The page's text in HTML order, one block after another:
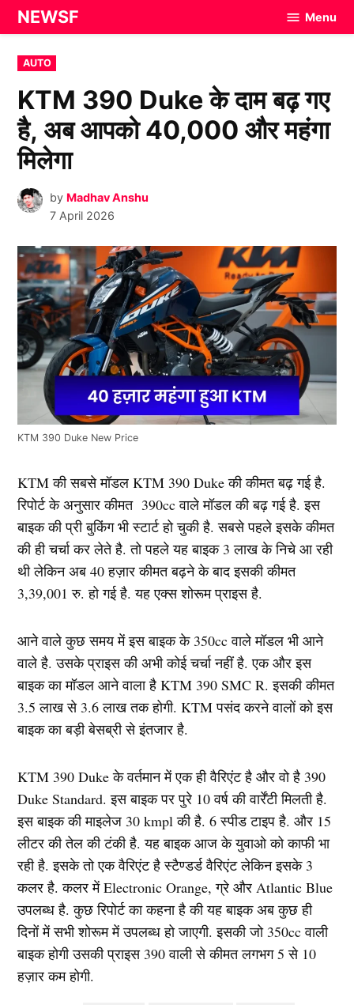
Skip
to
content
NEWSF Menu
POSTED
IN
AUTO
KTM 390 Duke के दाम बढ़ गए
है, अब आपको 40,000 और महंगा
मिलेगा
by Madhav Anshu
7 April 2026
KTM 390 Duke New Price
KTM की सबसे मॉडल KTM 390 Duke की कीमत बढ़ गई है.
रिपोर्ट के अनुसार कीमत 390cc वाले मॉडल की बढ़ गई है. इस
बाइक की प्री बुकिंग भी स्टार्ट हो चुकी है. सबसे पहले इसके कीमत
की ही चर्चा कर लेते है. तो पहले यह बाइक 3 लाख के निचे आ रही
थी लेकिन अब 40 हज़ार कीमत बढ़ने के बाद इसकी कीमत
3,39,001 रु. हो गई है. यह एक्स शोरूम प्राइस है.
आने वाले कुछ समय में इस बाइक के 350cc वाले मॉडल भी आने
वाले है. उसके प्राइस की अभी कोई चर्चा नहीं है. एक और इस
बाइक का मॉडल आने वाला है KTM 390 SMC R. इसकी कीमत
3.5 लाख से 3.6 लाख तक होगी. KTM पसंद करने वालों को इस
बाइक का बड़ी बेसब्री से इंतजार है.
KTM 390 Duke के वर्तमान में एक ही वैरिएंट है और वो है 390
Duke Standard. इस बाइक पर पुरे 10 वर्ष की वार्रेंटी मिलती है.
इस बाइक की माइलेज 30 kmpl की है. 6 स्पीड टाइप है. और 15
लीटर की तेल की टंकी है. यह बाइक आज के युवाओ को काफी भा
रही है. इसके तो एक वैरिएंट है स्टैण्डर्ड वैरिएंट लेकिन इसके 3
कलर है. कलर में Electronic Orange, ग्रे और Atlantic Blue
उपलब्ध है. कुछ रिपोर्ट का कहना है की यह बाइक अब कुछ ही
दिनों में सभी शोरूम में उपलब्ध हो जाएगी. इसकी जो 350cc वाली
बाइक होगी उसकी प्राइस 390 वाली से कीमत लगभग 5 से 10
हज़ार कम होगी.